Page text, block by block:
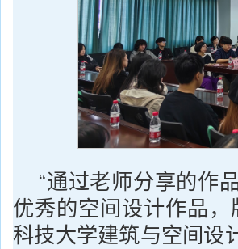
“通过老师分享的作
优秀的空间设计作品
科技大学建筑与空间设